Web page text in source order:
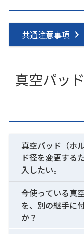
共通注意事項
真空パッ
真空パッド（ホ
ド径を変更する
入したい。
今使っている真
を、別の継手に
か？